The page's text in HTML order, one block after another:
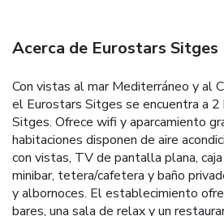
Acerca de Eurostars Sitges
Con vistas al mar Mediterráneo y al
el Eurostars Sitges se encuentra a
Sitges. Ofrece wifi y aparcamiento
habitaciones disponen de aire
con vistas, TV de pantalla plana,
minibar, tetera/cafetera y baño
y albornoces. El establecimiento
bares, una sala de relax y un